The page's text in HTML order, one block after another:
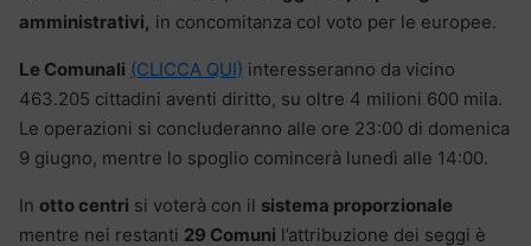
amministrativi, in concomitanza col voto per le europee.
Le Comunali (CLICCA QUI) interesseranno da vicino
463.205 cittadini aventi diritto, su oltre 4 milioni 600 mila.
Le operazioni si concluderanno alle ore 23:00 di domenica
9 giugno, mentre lo spoglio comincerà lunedì alle 14:00.
In otto centri si voterà con il sistema proporzionale
mentre nei restanti 29 Comuni l’attribuzione dei seggi è